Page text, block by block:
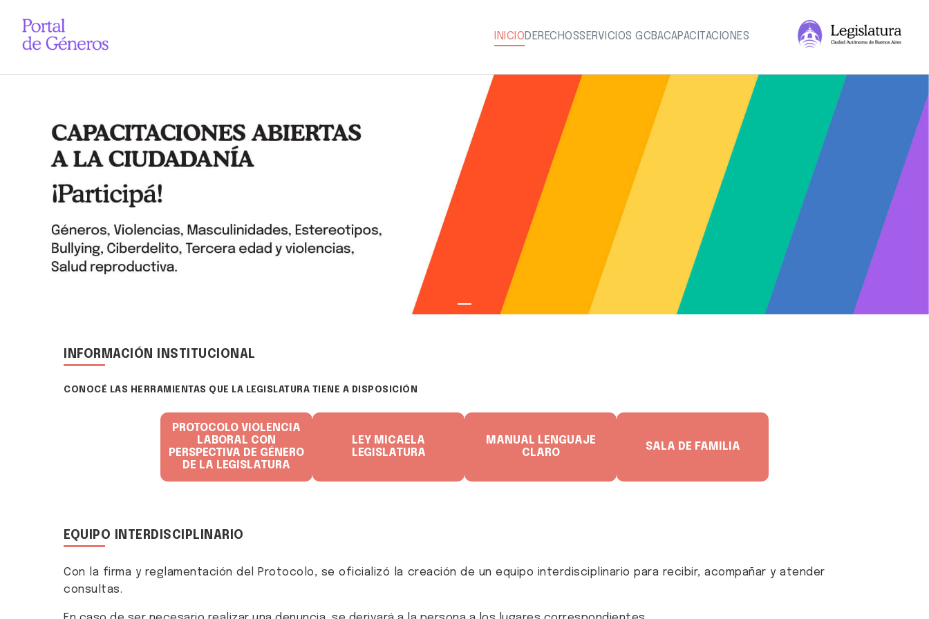
INICIODERECHOSSERVICIOS GCBACAPACITACIONES
INFORMACIÓN INSTITUCIONAL
CONOCÉ LAS HERRAMIENTAS QUE LA LEGISLATURA TIENE A DISPOSICIÓN
PROTOCOLO VIOLENCIA
LABORAL CON
PERSPECTIVA DE GÉNERO
DE LA LEGISLATURA
DESCARGÁ EL PDF
LEY MICAELA
LEGISLATURA
DESCARGÁ EL
CONTENIDO
INFORMATIVO
MANUAL LENGUAJE
CLARO
DESCARGÁ LA GUÍA CON
RECOMENDACIONES
SALA DE FAMILIA
DESCARGÁ EL
INSTRUCTIVO DE USO
EQUIPO INTERDISCIPLINARIO
Con la firma y reglamentación del Protocolo, se oficializó la creación de un equipo interdisciplinario para recibir, acompañar y atender
consultas.